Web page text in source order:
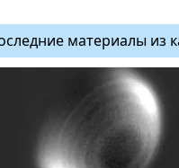
материалы из